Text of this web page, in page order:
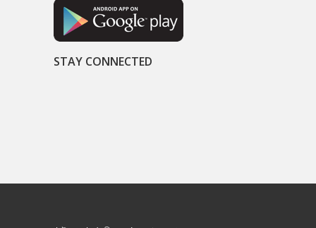
STAY CONNECTED